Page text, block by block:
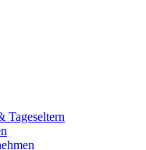
Tageseltern